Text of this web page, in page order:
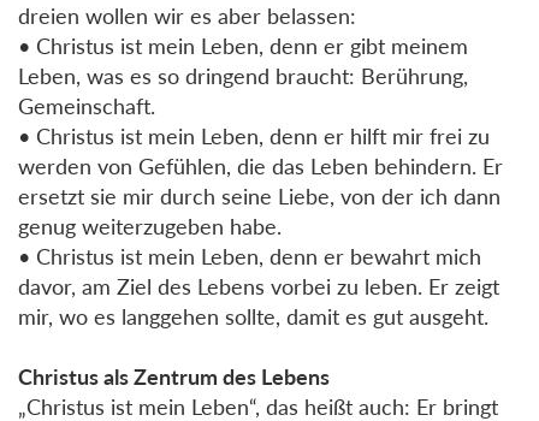
dreien wollen wir es aber belassen:
• Christus ist mein Leben, denn er gibt meinem
Leben, was es so dringend braucht: Berührung,
Gemeinschaft.
• Christus ist mein Leben, denn er hilft mir frei zu
werden von Gefühlen, die das Leben behindern. Er
ersetzt sie mir durch seine Liebe, von der ich dann
genug weiterzugeben habe.
• Christus ist mein Leben, denn er bewahrt mich
davor, am Ziel des Lebens vorbei zu leben. Er zeigt
mir, wo es langgehen sollte, damit es gut ausgeht.
Christus als Zentrum des Lebens
„Christus ist mein Leben“, das heißt auch: Er bringt